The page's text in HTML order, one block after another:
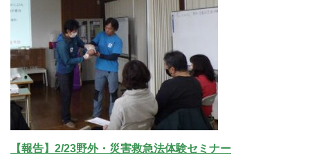
【報告】2/23野外・災害救急法体験セミナー